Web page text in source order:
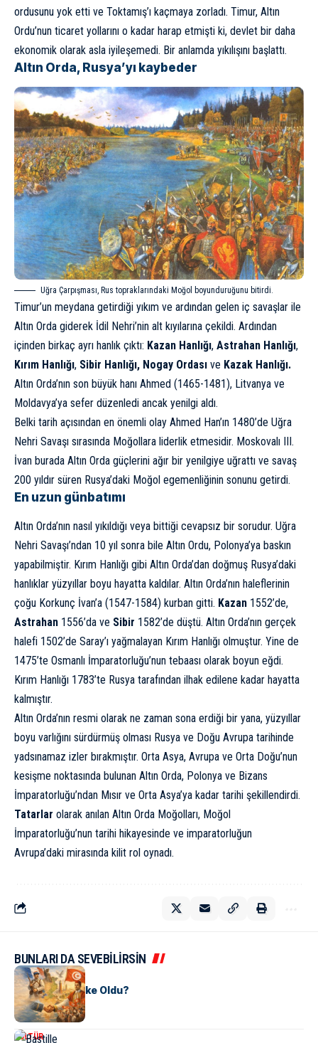
ordusunu yok etti ve Toktamış’ı kaçmaya zorladı. Timur, Altın
Ordu’nun ticaret yollarını o kadar harap etmişti ki, devlet bir daha
ekonomik olarak asla iyileşemedi. Bir anlamda yıkılışını başlattı.
Altın Orda, Rusya’yı kaybeder
Uğra Çarpışması, Rus topraklarındaki Moğol boyunduruğunu bitirdi.
Timur’un meydana getirdiği yıkım ve ardından gelen iç savaşlar ile
Altın Orda giderek İdil Nehri’nin alt kıyılarına çekildi. Ardından
içinden birkaç ayrı hanlık çıktı: Kazan Hanlığı, Astrahan Hanlığı,
Kırım Hanlığı, Sibir Hanlığı, Nogay Ordası ve Kazak Hanlığı.
Altın Orda’nın son büyük hanı Ahmed (1465-1481), Litvanya ve
Moldavya’ya sefer düzenledi ancak yenilgi aldı.
Belki tarih açısından en önemli olay Ahmed Han’ın 1480’de Uğra
Nehri Savaşı sırasında Moğollara liderlik etmesidir. Moskovalı III.
İvan burada Altın Orda güçlerini ağır bir yenilgiye uğrattı ve savaş
200 yıldır süren Rusya’daki Moğol egemenliğinin sonunu getirdi.
En uzun günbatımı
Altın Orda’nın nasıl yıkıldığı veya bittiği cevapsız bir sorudur. Uğra
Nehri Savaşı’ndan 10 yıl sonra bile Altın Ordu, Polonya’ya baskın
yapabilmiştir. Kırım Hanlığı gibi Altın Orda’dan doğmuş Rusya’daki
hanlıklar yüzyıllar boyu hayatta kaldılar. Altın Orda’nın haleflerinin
çoğu Korkunç İvan’a (1547-1584) kurban gitti. Kazan 1552’de,
Astrahan 1556’da ve Sibir 1582’de düştü. Altın Orda’nın gerçek
halefi 1502’de Saray’ı yağmalayan Kırım Hanlığı olmuştur. Yine de
1475’te Osmanlı İmparatorluğu’nun tebaası olarak boyun eğdi.
Kırım Hanlığı 1783’te Rusya tarafından ilhak edilene kadar hayatta
kalmıştır.
Altın Orda’nın resmi olarak ne zaman sona erdiği bir yana, yüzyıllar
boyu varlığını sürdürmüş olması Rusya ve Doğu Avrupa tarihinde
yadsınamaz izler bırakmıştır. Orta Asya, Avrupa ve Orta Doğu’nun
kesişme noktasında bulunan Altın Orda, Polonya ve Bizans
İmparatorluğu’ndan Mısır ve Orta Asya’ya kadar tarihi şekillendirdi.
Tatarlar olarak anılan Altın Orda Moğolları, Moğol
İmparatorluğu’nun tarihi hikayesinde ve imparatorluğun
Avrupa’daki mirasında kilit rol oynadı.
BUNLARI DA SEVEBİLİRSİN
KÜLTÜR
Tunus Nasıl Ülke Oldu?
KÜLTÜR